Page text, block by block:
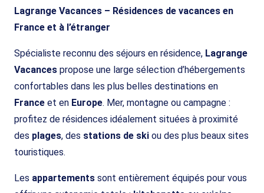
Lagrange Vacances – Résidences de vacances en
France et à l’étranger
Spécialiste reconnu des séjours en résidence, Lagrange
Vacances propose une large sélection d’hébergements
confortables dans les plus belles destinations en
France et en Europe. Mer, montagne ou campagne :
profitez de résidences idéalement situées à proximité
des plages, des stations de ski ou des plus beaux sites
touristiques.
Les appartements sont entièrement équipés pour vous